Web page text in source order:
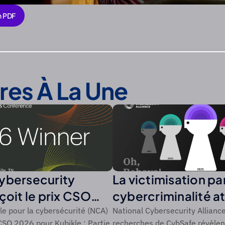
PDF
PDF
À La Une
le prix CSO
de Foundry
pour la cybersécurité (NCA)
2026 pour Kubikle : Partie
La victimisation
cybercriminalité
niveau record de
National Cybersecurity
recherches de CybSafe